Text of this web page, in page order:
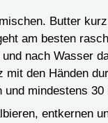
Butter
am besten
nach Wasser
mit den Händen
mindestens
entkernen